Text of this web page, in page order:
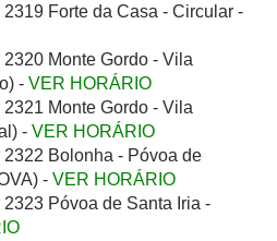
Forte da Casa - Circular -
Monte Gordo - Vila
- VER HORÁRIO
Monte Gordo - Vila
- VER HORÁRIO
2322 Bolonha - Póvoa de
- VER HORÁRIO
Póvoa de Santa Iria -